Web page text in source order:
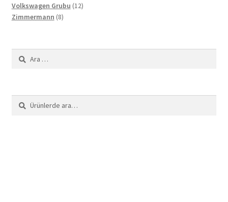
Volkswagen Grubu 1212
Zimmermann 88
Arama:
Ara:
Ara